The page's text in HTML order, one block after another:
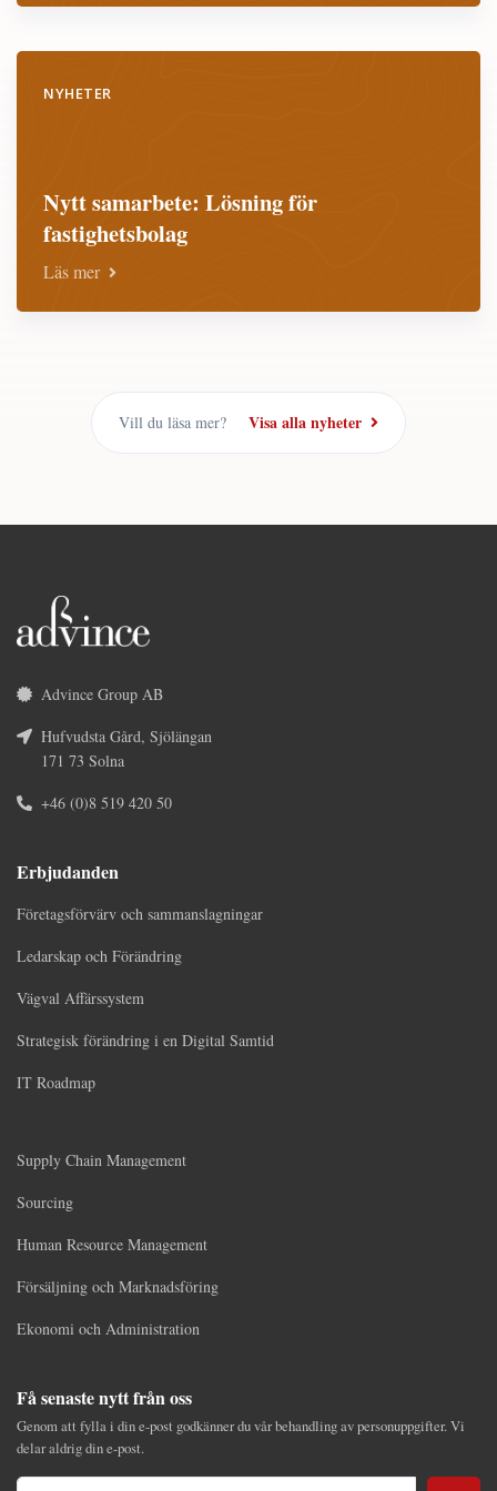
NYHETER
Nytt samarbete: Lösning för
fastighetsbolag
Läs mer
Vill du läsa mer? Visa alla nyheter
Advince Group AB
Hufvudsta Gård, Sjölängan
171 73 Solna
+46 (0)8 519 420 50
Erbjudanden
Företagsförvärv och sammanslagningar
Ledarskap och Förändring
Vägval Affärssystem
Strategisk förändring i en Digital Samtid
IT Roadmap
Supply Chain Management
Sourcing
Human Resource Management
Försäljning och Marknadsföring
Ekonomi och Administration
Få senaste nytt från oss
Genom att fylla i din e-post godkänner du vår behandling av personuppgifter. Vi
delar aldrig din e-post.